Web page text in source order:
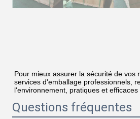
Pour mieux assurer la sécurité de vos
services d'emballage professionnels,
l'environnement, pratiques et efficaces
Questions fréquentes